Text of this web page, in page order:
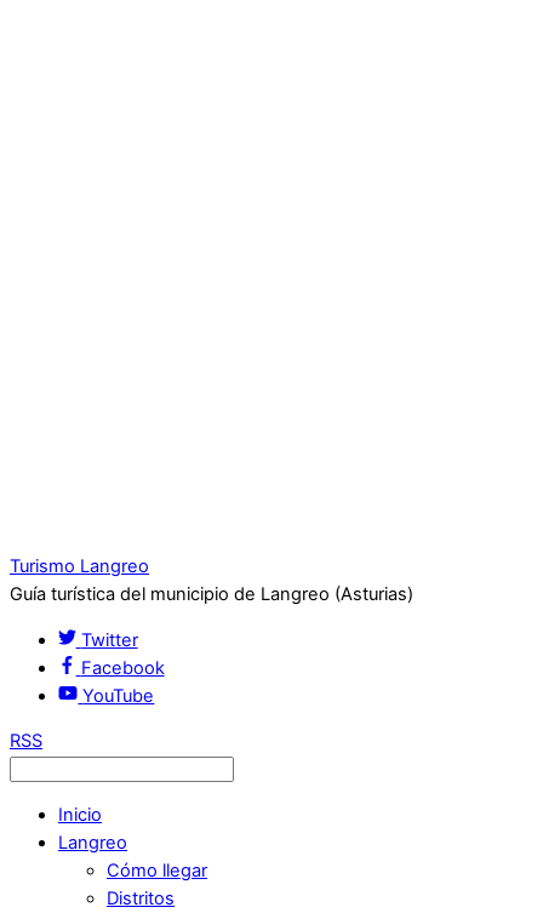
Turismo Langreo
Guía turística del municipio de Langreo (Asturias)
Twitter
Facebook
YouTube
RSS
Inicio
Langreo
Cómo llegar
Distritos